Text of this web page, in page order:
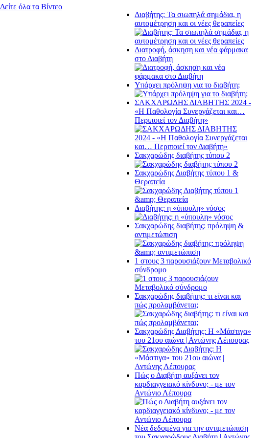
Διαβήτης: Τα σιωπηλά σημάδια, η
αυτομέτρηση και οι νέες θεραπείες
Διατροφή, άσκηση και νέα φάρμακα
στο Διαβήτη
Υπάρχει πρόληψη για το διαβήτη;
ΣΑΚΧΑΡΩΔΗΣ ΔΙΑΒΗΤΗΣ 2024 -
«Η Παθολογία Συνεργάζεται και…
Περιποιεί τον Διαβήτη»
Σακχαρώδης διαβήτης τύπου 2
Σακχαρώδης Διαβήτης τύπου 1 &
Θεραπεία
Διαβήτης: η «ύπουλη» νόσος
Σακχαρώδης διαβήτης: πρόληψη &
αντιμετώπιση
1 στους 3 παρουσιάζουν Μεταβολικό
σύνδρομο
Σακχαρώδης διαβήτης: τι είναι και
πώς προλαμβάνεται;
Σακχαρώδης Διαβήτης: Η «Μάστιγα»
του 21ου αιώνα | Αντώνης Λέπουρας
Πώς ο Διαβήτη αυξάνει τον
καρδιαγγειακό κίνδυνο; - με τον
Αντώνιο Λέπουρα
Νέα δεδομένα για την αντιμετώπιση
Δείτε όλα τα Βίντεο